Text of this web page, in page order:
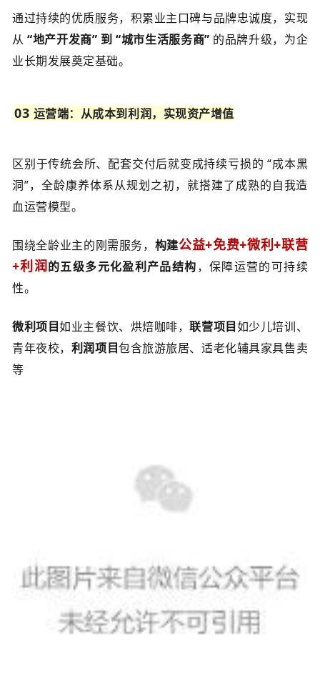
通过持续的优质服务，积累业主口碑与品牌忠诚度，实现
从 “地产开发商” 到 “城市生活服务商” 的品牌升级，为企
业长期发展奠定基础。
03 运营端：从成本到利润，实现资产增值
区别于传统会所、配套交付后就变成持续亏损的 “成本黑
洞”，全龄康养体系从规划之初，就搭建了成熟的自我造
血运营模型。
围绕全龄业主的刚需服务， 构建公益+免费+微利+联营
+利润的五级多元化盈利产品结构，保障运营的可持续
性。
微利项目如业主餐饮、烘焙咖啡，联营项目如少儿培训、
青年夜校， 利润项目包含旅游旅居、适老化辅具家具售卖
等